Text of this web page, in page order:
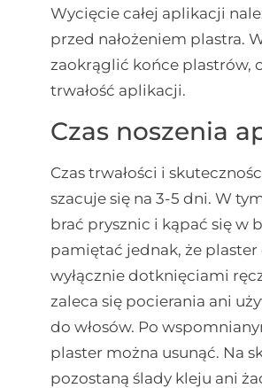
Wycięcie całej aplikacji
przed nałożeniem plastra.
zaokrąglić końce plastrów,
trwałość aplikacji.
Czas noszenia
Czas trwałości i
szacuje się na 3-5 dni. W
brać prysznic i kąpać się w
pamiętać jednak, że plaster
wyłącznie dotknięciami
zaleca się pocierania ani
do włosów. Po
plaster można usunąć. Na
pozostaną ślady kleju ani